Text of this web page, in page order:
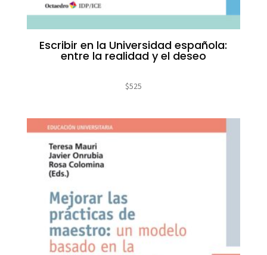
Escribir en la Universidad española:
entre la realidad y el deseo
$525